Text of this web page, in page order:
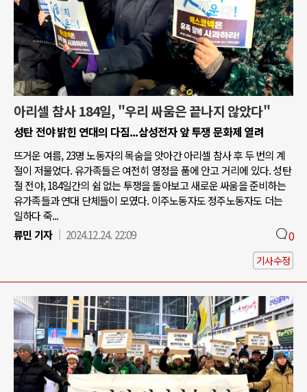
아리셀 참사 184일, "우리 싸움은 끝나지 않았다"
성탄 전야 밝힌 연대의 다짐...삼성전자 앞 투쟁 문화제 열려
뜨거운 여름, 23명 노동자의 목숨을 앗아간 아리셀 참사 후 두 번의 계
절이 저물었다. 유가족들은 여전히 영정을 품에 안고 거리에 있다. 성탄
절 전야, 184일간의 쉼 없는 투쟁을 돌아보고 새로운 싸움을 준비하는
유가족들과 연대 단체들이 모였다. 이주노동자도 정주노동자도 더는
일하다 죽...
류민 기자
2024.12.24. 22:09 0
기사수정